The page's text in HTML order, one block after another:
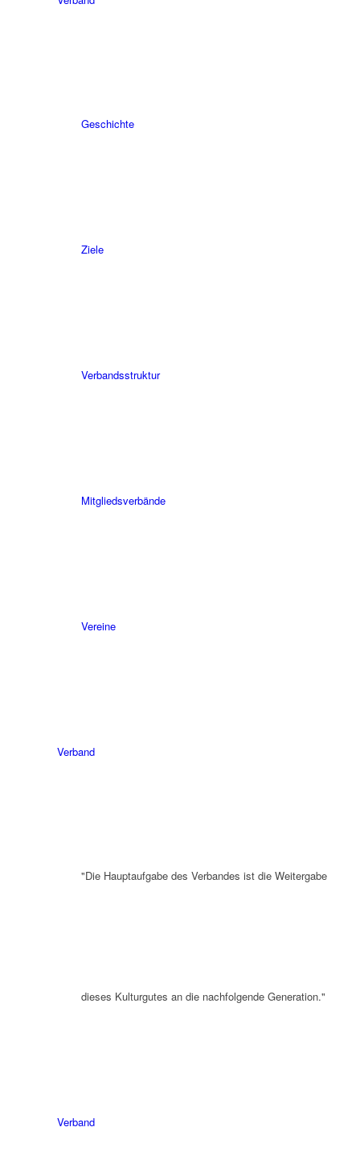
Geschichte
Ziele
Verbandsstruktur
Mitgliedsverbände
Vereine
Verband
"Die Hauptaufgabe des Verbandes ist die Weitergabe
dieses Kulturgutes an die nachfolgende Generation."
Verband